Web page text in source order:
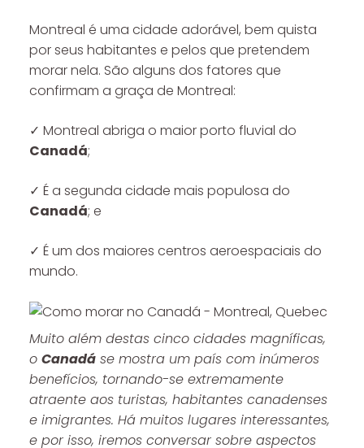
Montreal é uma cidade adorável, bem quista
por seus habitantes e pelos que pretendem
morar nela. São alguns dos fatores que
confirmam a graça de Montreal:
✓ Montreal abriga o maior porto fluvial do
Canadá;
✓ É a segunda cidade mais populosa do
Canadá; e
✓ É um dos maiores centros aeroespaciais do
mundo.
Muito além destas cinco cidades magníficas,
o Canadá se mostra um país com inúmeros
benefícios, tornando-se extremamente
atraente aos turistas, habitantes canadenses
e imigrantes. Há muitos lugares interessantes,
e por isso, iremos conversar sobre aspectos